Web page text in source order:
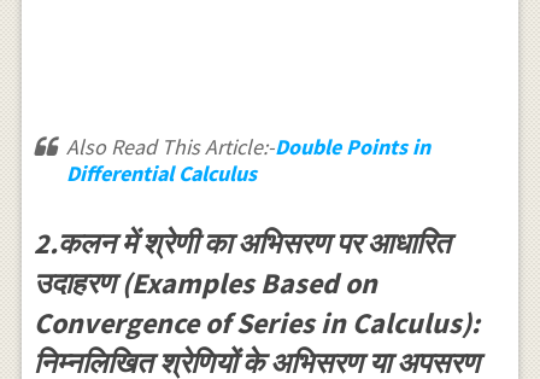
Also Read This Article:-Double Points in
Differential Calculus
2.कलन में श्रेणी का अभिसरण पर आधारित
उदाहरण (Examples Based on
Convergence of Series in Calculus):
निम्नलिखित श्रेणियों के अभिसरण या अपसरण